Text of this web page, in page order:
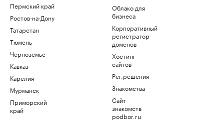
Пермский край
Ростов-на-Дону
Татарстан
Тюмень
Черноземье
Кавказ
Карелия
Мурманск
Приморский
край
Облако для
бизнеса
Корпоративный
регистратор
доменов
Хостинг
сайтов
Рег.решения
Знакомства
Сайт
знакомств
podbor.ru